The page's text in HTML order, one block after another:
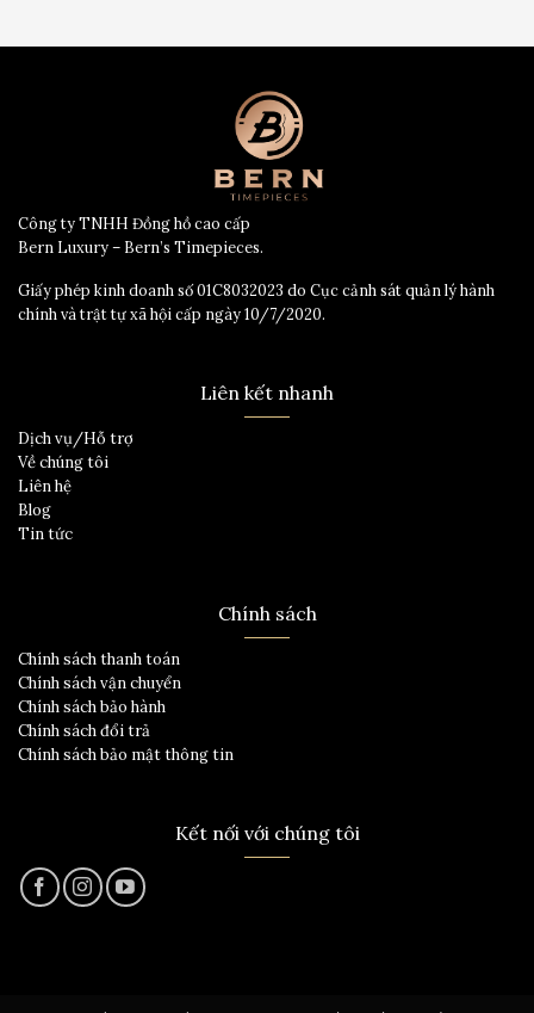
Công ty TNHH Đồng hồ cao cấp
Bern Luxury – Bern’s Timepieces.
Giấy phép kinh doanh số 01C8032023 do Cục cảnh sát quản lý hành
chính và trật tự xã hội cấp ngày 10/7/2020.
Liên kết nhanh
Dịch vụ/Hỗ trợ
Về chúng tôi
Liên hệ
Blog
Tin tức
Chính sách
Chính sách thanh toán
Chính sách vận chuyển
Chính sách bảo hành
Chính sách đổi trả
Chính sách bảo mật thông tin
Kết nối với chúng tôi